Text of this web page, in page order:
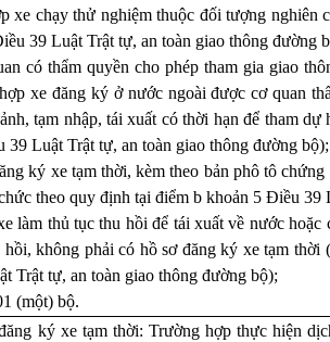
xe chạy thử nghiệm thuộc đối tượng nghiên
39 Luật Trật tự, an toàn giao thông đường
có thẩm quyền cho phép tham gia giao
xe đăng ký ở nước ngoài được cơ quan
tạm nhập, tái xuất có thời hạn để tham
39 Luật Trật tự, an toàn giao thông đường bộ);
ký xe tạm thời, kèm theo bản phô tô
theo quy định tại điểm b khoản 5 Điều 39
làm thủ tục thu hồi để tái xuất về nước
không phải có hồ sơ đăng ký xe tạm
Trật tự, an toàn giao thông đường bộ);
(một) bộ.
ký xe tạm thời: Trường hợp thực hiện